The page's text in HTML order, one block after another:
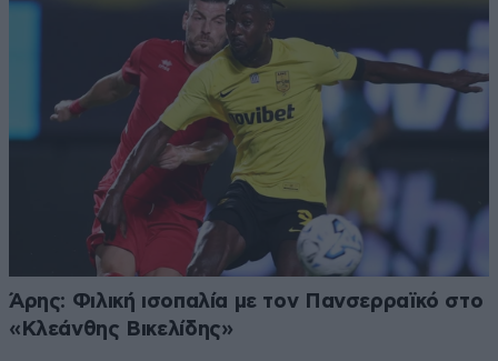
Άρης: Φιλική ισοπαλία με τον Πανσερραϊκό στο
«Κλεάνθης Βικελίδης»